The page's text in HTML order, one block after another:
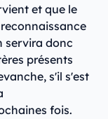
et que le
servira donc
présents
s'il s'est
fois.